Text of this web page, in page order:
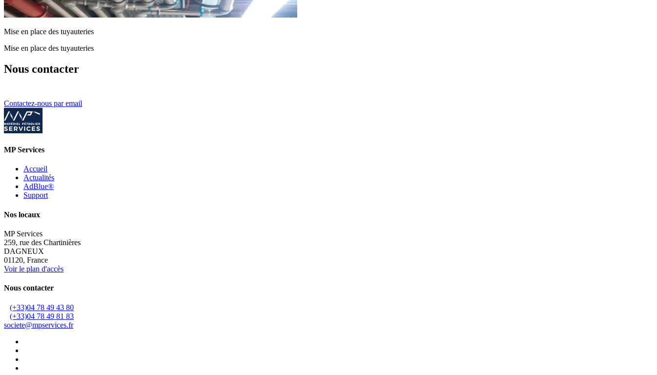
Mise en place des tuyauteries
Mise en place des tuyauteries
Nous contacter
Contactez-nous par email
MP Services
Accueil
Actualités
AdBlue®
Support
Nos locaux
MP Services
259, rue des Chartinières
DAGNEUX
01120, France
Voir le plan d'accès
Nous contacter
(+33)04 78 49 43 80
(+33)04 78 49 81 83
societe@mpservices.fr